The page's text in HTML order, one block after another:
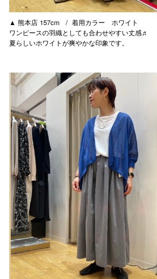
▲ 熊本店 157cm / 着用カラー ホワイト
ワンピースの羽織としても合わせやすい丈感♬
夏らしいホワイトが爽やかな印象です。